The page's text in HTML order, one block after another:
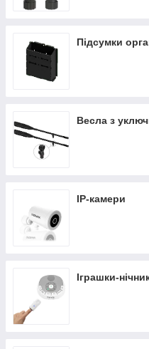
Підсумки
Весла з
IP-камери
Іграшки-